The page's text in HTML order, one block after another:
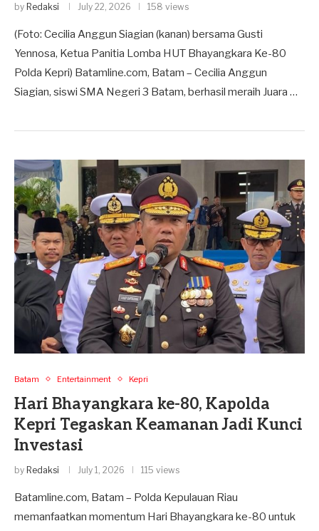
by Redaksi July 22, 2026 158 views
(Foto: Cecilia Anggun Siagian (kanan) bersama Gusti
Yennosa, Ketua Panitia Lomba HUT Bhayangkara Ke-80
Polda Kepri) Batamline.com, Batam – Cecilia Anggun
Siagian, siswi SMA Negeri 3 Batam, berhasil meraih Juara …
Batam Entertainment Kepri
Hari Bhayangkara ke-80, Kapolda
Kepri Tegaskan Keamanan Jadi Kunci
Investasi
by Redaksi July 1, 2026 115 views
Batamline.com, Batam – Polda Kepulauan Riau
memanfaatkan momentum Hari Bhayangkara ke-80 untuk